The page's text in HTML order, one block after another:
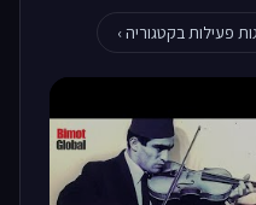
פעילות בקטגוריה ›